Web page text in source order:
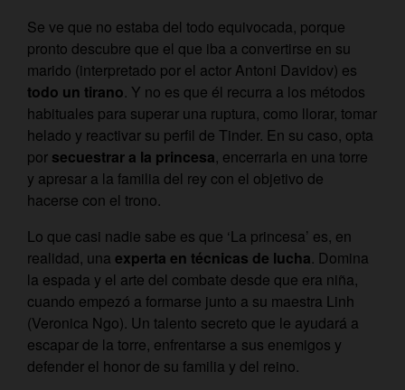
Se ve que no estaba del todo equivocada, porque
pronto descubre que el que iba a convertirse en su
marido (interpretado por el actor Antoni Davidov) es
todo un tirano. Y no es que él recurra a los métodos
habituales para superar una ruptura, como llorar, tomar
helado y reactivar su perfil de Tinder. En su caso, opta
por secuestrar a la princesa, encerrarla en una torre
y apresar a la familia del rey con el objetivo de
hacerse con el trono.
Lo que casi nadie sabe es que ‘La princesa’ es, en
realidad, una experta en técnicas de lucha. Domina
la espada y el arte del combate desde que era niña,
cuando empezó a formarse junto a su maestra Linh
(Veronica Ngo). Un talento secreto que le ayudará a
escapar de la torre, enfrentarse a sus enemigos y
defender el honor de su familia y del reino.